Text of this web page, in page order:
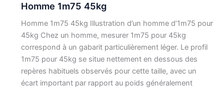
Homme 1m75 45kg
Homme 1m75 45kg Illustration d’un homme d’1m75 pour
45kg Chez un homme, mesurer 1m75 pour 45kg
correspond à un gabarit particulièrement léger. Le profil
1m75 pour 45kg se situe nettement en dessous des
repères habituels observés pour cette taille, avec un
écart important par rapport au poids généralement